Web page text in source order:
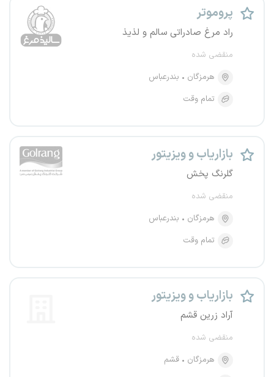
پروموتر
راد مرغ صادراتی سالم و لذیذ
منقضی شده
هرمزگان
بندرعباس
تمام وقت
بازاریاب و ویزیتور
گلرنگ پخش
منقضی شده
هرمزگان
بندرعباس
تمام وقت
بازاریاب و ویزیتور
آراد زرین قشم
منقضی شده
هرمزگان
قشم